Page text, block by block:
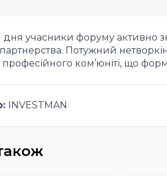
дня учасники форуму активно
Потужний
ком’юніті, що
INVESTMAN